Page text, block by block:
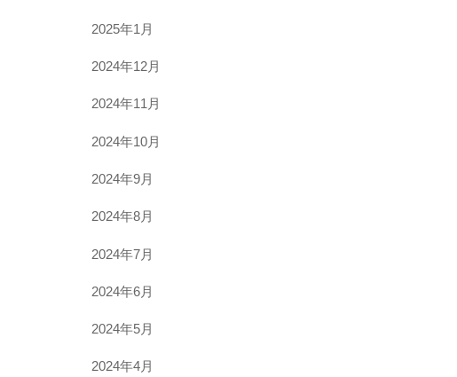
2025年1月
2024年12月
2024年11月
2024年10月
2024年9月
2024年8月
2024年7月
2024年6月
2024年5月
2024年4月